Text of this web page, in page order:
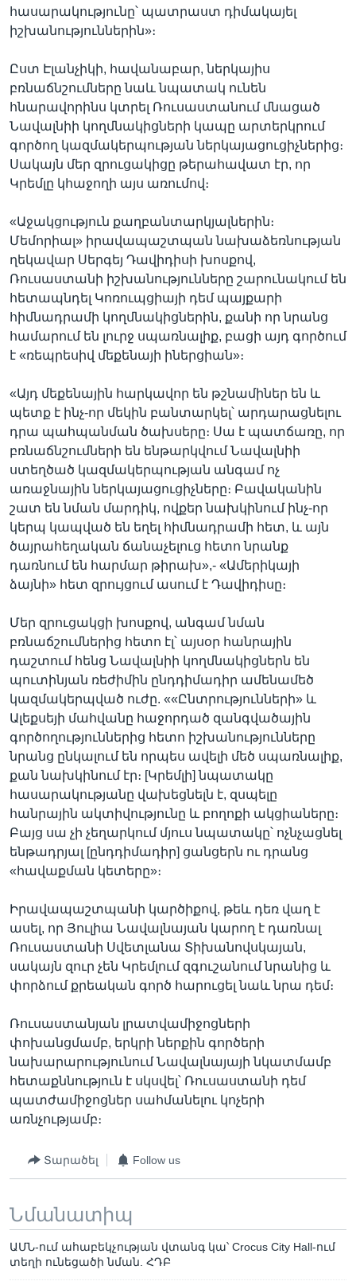
հասարակությունը՝ պատրաստ դիմակայել
իշխանություններին»։
Ըստ Էլանչիկի, հավանաբար, ներկայիս
բռնաճնշումները նաև նպատակ ունեն
հնարավորինս կտրել Ռուսաստանում մնացած
Նավալնիի կողմնակիցների կապը արտերկրում
գործող կազմակերպության ներկայացուցիչներից։
Սակայն մեր զրուցակիցը թերահավատ էր, որ
Կրեմլը կհաջողի այս առումով։
«Աջակցություն քաղբանտարկյալներին։
Մեմորիալ» իրավապաշտպան նախաձեռնության
ղեկավար Սերգեյ Դավիդիսի խոսքով,
Ռուսաստանի իշխանությունները շարունակում են
հետապնդել Կոռուպցիայի դեմ պայքարի
հիմնադրամի կողմնակիցներին, քանի որ նրանց
համարում են լուրջ սպառնալիք, բացի այդ գործում
է «ռեպրեսիվ մեքենայի իներցիան»։
«Այդ մեքենային հարկավոր են թշնամիներ են և
պետք է ինչ-որ մեկին բանտարկել՝ արդարացնելու
դրա պահպանման ծախսերը։ Սա է պատճառը, որ
բռնաճնշումների են ենթարկվում Նավալնիի
ստեղծած կազմակերպության անգամ ոչ
առաջնային ներկայացուցիչները։ Բավականին
շատ են նման մարդիկ, ովքեր նախկինում ինչ-որ
կերպ կապված են եղել հիմնադրամի հետ, և այն
ծայրահեղական ճանաչելուց հետո նրանք
դառնում են հարմար թիրախ»,- «Ամերիկայի
ձայնի» հետ զրույցում ասում է Դավիդիսը։
Մեր զրուցակցի խոսքով, անգամ նման
բռնաճշումներից հետո էլ՝ այսօր հանրային
դաշտում հենց Նավալնիի կողմնակիցներն են
պուտինյան ռեժիմին ընդդիմադիր ամենամեծ
կազմակերպված ուժը. ««Ընտրությունների» և
Ալեքսեյի մահվանը հաջորդած զանգվածային
գործողություններից հետո իշխանությունները
նրանց ընկալում են որպես ավելի մեծ սպառնալիք,
քան նախկինում էր։ [Կրեմլի] նպատակը
հասարակությանը վախեցնելն է, զսպելը
հանրային ակտիվությունը և բողոքի ակցիաները։
Բայց սա չի չեղարկում մյուս նպատակը՝ ոչնչացնել
ենթադրյալ [ընդդիմադիր] ցանցերն ու դրանց
«հավաքման կետերը»։
Իրավապաշտպանի կարծիքով, թեև դեռ վաղ է
ասել, որ Յուլիա Նավալնայան կարող է դառնալ
Ռուսաստանի Սվետլանա Տիխանովսկայան,
սակայն զուր չեն Կրեմլում զգուշանում նրանից և
փորձում քրեական գործ հարուցել նաև նրա դեմ։
Ռուսաստանյան լրատվամիջոցների
փոխանցմամբ, երկրի ներքին գործերի
նախարարությունում Նավալնայայի նկատմամբ
հետաքննություն է սկսվել՝ Ռուսաստանի դեմ
պատժամիջոցներ սահմանելու կոչերի
առնչությամբ։
Տարածել Follow us
Նմանատիպ
ԱՄՆ-ում ահաբեկչության վտանգ կա՝ Crocus City Hall-ում
տեղի ունեցածի նման. ՀԴԲ